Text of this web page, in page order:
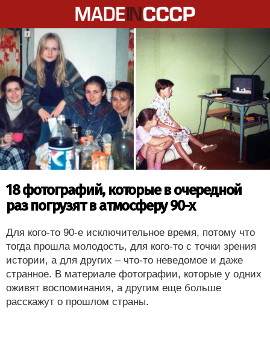
18 фотографий, которые в очередной
раз погрузят в атмосферу 90-х
Для кого-то 90-е исключительное время, потому что
тогда прошла молодость, для кого-то с точки зрения
истории, а для других – что-то неведомое и даже
странное. В материале фотографии, которые у одних
оживят воспоминания, а другим еще больше
расскажут о прошлом страны.